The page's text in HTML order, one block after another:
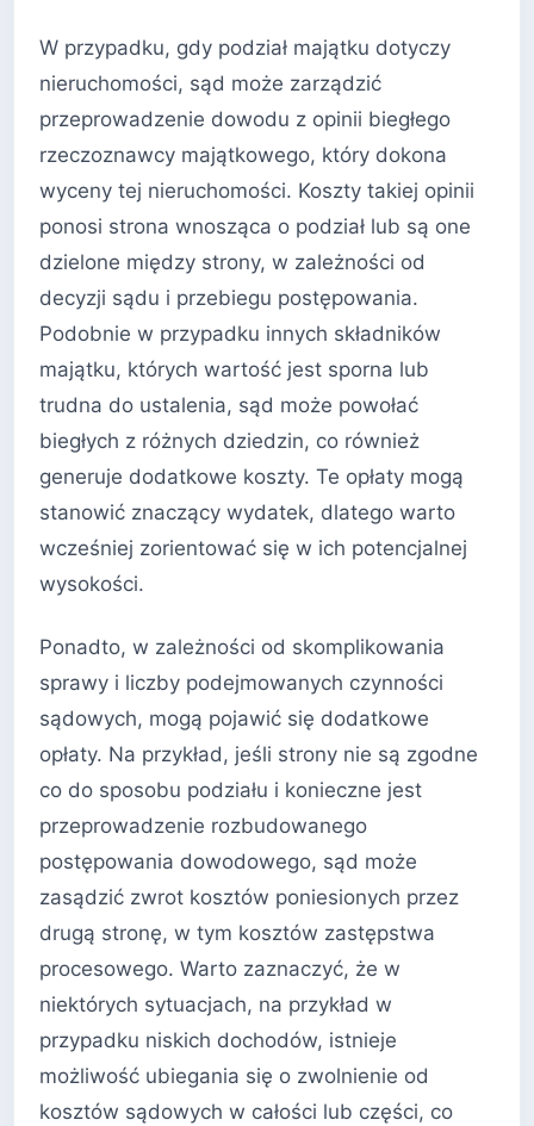
W przypadku, gdy podział majątku dotyczy
nieruchomości, sąd może zarządzić
przeprowadzenie dowodu z opinii biegłego
rzeczoznawcy majątkowego, który dokona
wyceny tej nieruchomości. Koszty takiej opinii
ponosi strona wnosząca o podział lub są one
dzielone między strony, w zależności od
decyzji sądu i przebiegu postępowania.
Podobnie w przypadku innych składników
majątku, których wartość jest sporna lub
trudna do ustalenia, sąd może powołać
biegłych z różnych dziedzin, co również
generuje dodatkowe koszty. Te opłaty mogą
stanowić znaczący wydatek, dlatego warto
wcześniej zorientować się w ich potencjalnej
wysokości.
Ponadto, w zależności od skomplikowania
sprawy i liczby podejmowanych czynności
sądowych, mogą pojawić się dodatkowe
opłaty. Na przykład, jeśli strony nie są zgodne
co do sposobu podziału i konieczne jest
przeprowadzenie rozbudowanego
postępowania dowodowego, sąd może
zasądzić zwrot kosztów poniesionych przez
drugą stronę, w tym kosztów zastępstwa
procesowego. Warto zaznaczyć, że w
niektórych sytuacjach, na przykład w
przypadku niskich dochodów, istnieje
możliwość ubiegania się o zwolnienie od
kosztów sądowych w całości lub części, co